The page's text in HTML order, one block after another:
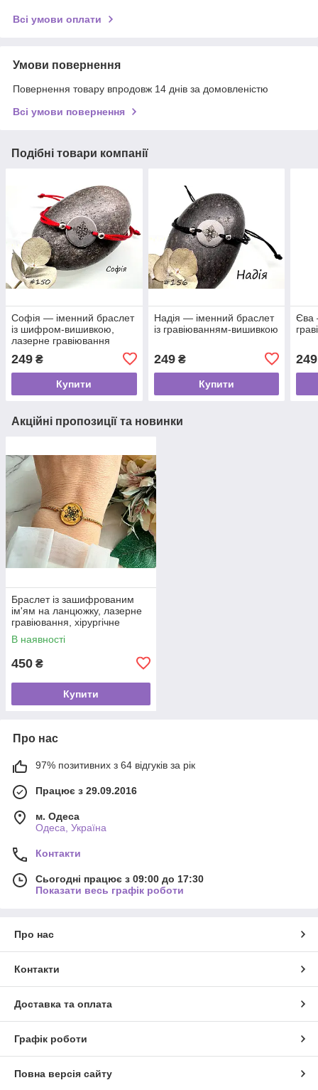
Всі умови оплати
Умови повернення
Повернення товару впродовж 14 днів за домовленістю
Всі умови повернення
Подібні товари компанії
Софія — іменний браслет
із шифром-вишивкою,
лазерне гравіювання
249 ₴
Купити
Надія — іменний браслет
із гравіюванням-вишивкою
249₴
Купити
Єва
249
Акційні пропозиції та новинки
Браслет із зашифрованим
ім'ям на ланцюжку, лазерне
гравіювання, хірургічне
золото
В наявності
450 ₴
Купити
Про нас
97% позитивних з 64 відгуків за рік
Працює з 29.09.2016
м. Одеса
Одеса, Україна
Контакти
Сьогодні працює з 09:00 до 17:30
Показати весь графік роботи
Про нас
Контакти
Доставка та оплата
Графік роботи
Повна версія сайту